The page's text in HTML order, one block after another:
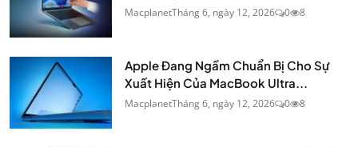
MacplanetTháng 6, ngày 12, 2026 0 8
Apple Đang Ngầm Chuẩn Bị Cho Sự
Xuất Hiện Của MacBook Ultra...
MacplanetTháng 6, ngày 12, 2026 0 8